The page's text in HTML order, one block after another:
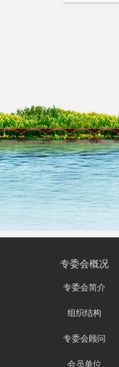
专委会简介
组织结构
专委会顾问
会员单位
专委会概况